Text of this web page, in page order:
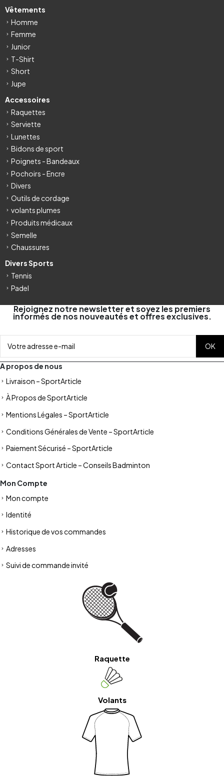
Vêtements
Homme
Femme
Junior
T-Shirt
Short
Jupe
Accessoires
Raquettes
Serviette
Lunettes
Bidons de sport
Poignets - Bandeaux
Pochoirs - Encre
Divers
Outils de cordage
volants plumes
Produits médicaux
Semelle
Chaussures
Divers Sports
Tennis
Padel
Rejoignez notre newsletter et soyez les premiers
informés de nos nouveautés et offres exclusives.
A propos de nous
Livraison – SportArticle
À Propos de SportArticle
Mentions Légales – SportArticle
Conditions Générales de Vente – SportArticle
Paiement Sécurisé – SportArticle
Contact Sport Article – Conseils Badminton
Mon Compte
Mon compte
Identité
Historique de vos commandes
Adresses
Suivi de commande invité
Raquette
Volants